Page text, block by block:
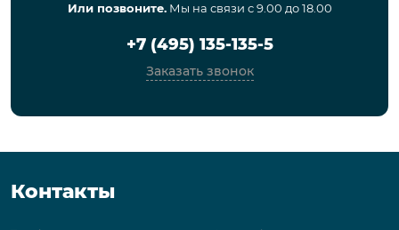
Или позвоните.Мы на связи с 9.00 до 18.00
+7 (495) 135-135-5
Заказать звонок
Контакты